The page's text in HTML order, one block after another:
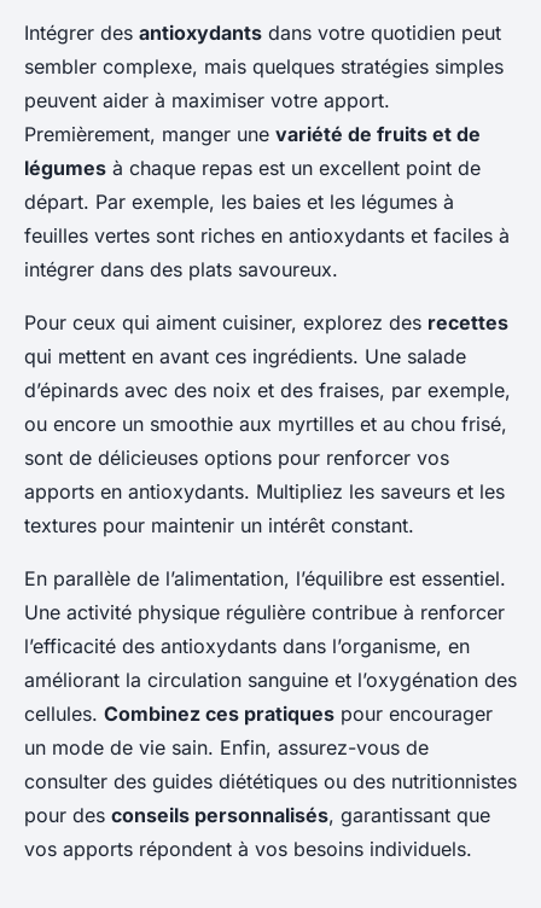
Intégrer des antioxydants dans votre quotidien peut
sembler complexe, mais quelques stratégies simples
peuvent aider à maximiser votre apport.
Premièrement, manger une variété de fruits et de
légumes à chaque repas est un excellent point de
départ. Par exemple, les baies et les légumes à
feuilles vertes sont riches en antioxydants et faciles à
intégrer dans des plats savoureux.
Pour ceux qui aiment cuisiner, explorez des recettes
qui mettent en avant ces ingrédients. Une salade
d’épinards avec des noix et des fraises, par exemple,
ou encore un smoothie aux myrtilles et au chou frisé,
sont de délicieuses options pour renforcer vos
apports en antioxydants. Multipliez les saveurs et les
textures pour maintenir un intérêt constant.
En parallèle de l’alimentation, l’équilibre est essentiel.
Une activité physique régulière contribue à renforcer
l’efficacité des antioxydants dans l’organisme, en
améliorant la circulation sanguine et l’oxygénation des
cellules. Combinez ces pratiques pour encourager
un mode de vie sain. Enfin, assurez-vous de
consulter des guides diététiques ou des nutritionnistes
pour des conseils personnalisés, garantissant que
vos apports répondent à vos besoins individuels.